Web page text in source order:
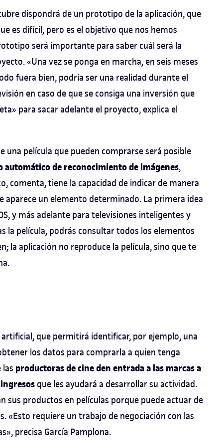
dispondrá de un prototipo de la aplicación, que
es difícil, pero es el objetivo que nos hemos
será importante para saber cuál será la
«Una vez se ponga en marcha, en seis meses
fuera bien, podría ser una realidad durante el
en caso de que se consiga una inversión que
para sacar adelante el proyecto, explica el
una película que pueden comprarse será posible
de reconocimiento de imágenes,
comenta, tiene la capacidad de indicar de manera
aparece un elemento determinado. La primera idea
y más adelante para televisiones inteligentes y
la película, podrás consultar todos los elementos
la aplicación no reproduce la película, sino que te
que permitirá identificar, por ejemplo, una
los datos para comprarla a quien tenga
productoras de cine den entrada a las marcas a
que les ayudará a desarrollar su actividad.
sus productos en películas porque puede actuar de
«Esto requiere un trabajo de negociación con las
precisa García Pamplona.